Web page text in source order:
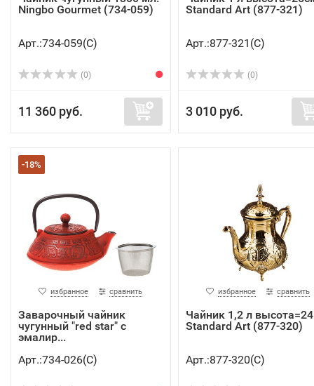
Ningbo Gourmet (734-059)
Арт.:734-059(C)
(0)
11 360 руб.
Standard Art (877-321)
Арт.:877-321(C)
(0)
3 010 руб.
-18%
избранное сравнить
Заварочный чайник
чугунный "red star" с
эмалир...
Арт.:734-026(C)
избранное сравнить
Чайник 1,2 л
Standard Art (877-320)
Арт.:877-320(C)